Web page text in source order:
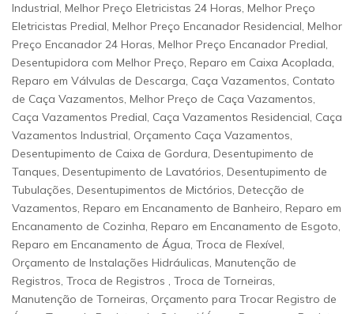
Industrial, Melhor Preço Eletricistas 24 Horas, Melhor Preço
Eletricistas Predial, Melhor Preço Encanador Residencial, Melhor
Preço Encanador 24 Horas, Melhor Preço Encanador Predial,
Desentupidora com Melhor Preço, Reparo em Caixa Acoplada,
Reparo em Válvulas de Descarga, Caça Vazamentos, Contato
de Caça Vazamentos, Melhor Preço de Caça Vazamentos,
Caça Vazamentos Predial, Caça Vazamentos Residencial, Caça
Vazamentos Industrial, Orçamento Caça Vazamentos,
Desentupimento de Caixa de Gordura, Desentupimento de
Tanques, Desentupimento de Lavatórios, Desentupimento de
Tubulações, Desentupimentos de Mictórios, Detecção de
Vazamentos, Reparo em Encanamento de Banheiro, Reparo em
Encanamento de Cozinha, Reparo em Encanamento de Esgoto,
Reparo em Encanamento de Água, Troca de Flexível,
Orçamento de Instalações Hidráulicas, Manutenção de
Registros, Troca de Registros , Troca de Torneiras,
Manutenção de Torneiras, Orçamento para Trocar Registro de